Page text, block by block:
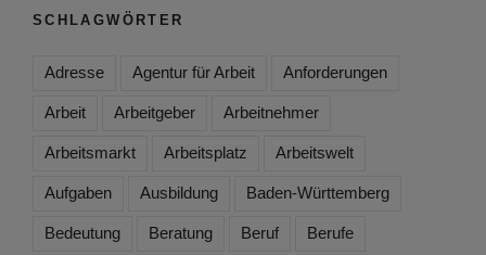
SCHLAGWÖRTER
Adresse Agentur für Arbeit Anforderungen
Arbeit Arbeitgeber Arbeitnehmer
Arbeitsmarkt Arbeitsplatz Arbeitswelt
Aufgaben Ausbildung Baden-Württemberg
Bedeutung Beratung Beruf Berufe